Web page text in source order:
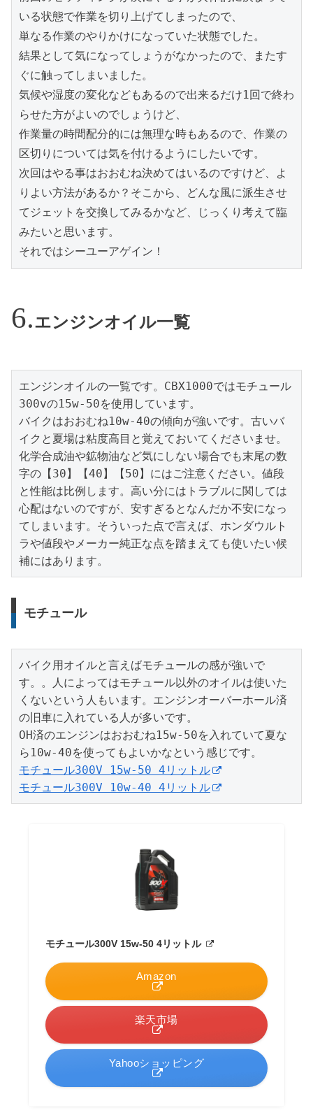
いる状態で作業を切り上げてしまったので、
単なる作業のやりかけになっていた状態でした。
結果として気になってしょうがなかったので、またす
ぐに触ってしまいました。
気候や湿度の変化などもあるので出来るだけ1回で終わ
らせた方がよいのでしょうけど、
作業量の時間配分的には無理な時もあるので、作業の
区切りについては気を付けるようにしたいです。
次回はやる事はおおむね決めてはいるのですけど、よ
りよい方法があるか？そこから、どんな風に派生させ
てジェットを交換してみるかなど、じっくり考えて臨
みたいと思います。
それではシーユーアゲイン！
エンジンオイル一覧
エンジンオイルの一覧です。CBX1000ではモチュール
300vの15w-50を使用しています。
バイクはおおむね10w-40の傾向が強いです。古いバ
イクと夏場は粘度高目と覚えておいてくださいませ。
化学合成油や鉱物油など気にしない場合でも末尾の数
字の【30】【40】【50】にはご注意ください。値段
と性能は比例します。高い分にはトラブルに関しては
心配はないのですが、安すぎるとなんだか不安になっ
てしまいます。そういった点で言えば、ホンダウルト
ラや値段やメーカー純正な点を踏まえても使いたい候
補にはあります。
モチュール
バイク用オイルと言えばモチュールの感が強いで
す。。人によってはモチュール以外のオイルは使いた
くないという人もいます。エンジンオーバーホール済
の旧車に入れている人が多いです。
OH済のエンジンはおおむね15w-50を入れていて夏な
モチュール300V 15w-50 4リットル
モチュール300V 10w-40 4リットル
モチュール300V 15w-50 4リットル
Amazon
楽天市場
Yahooショッピング